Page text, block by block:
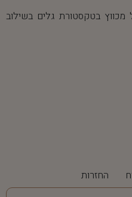
בטקסטורת גלים בשילוב
החזרות